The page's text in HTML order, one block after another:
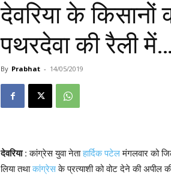
देवरिया के किसानों
पथरदेवा की रैली में…
By Prabhat - 14/05/2019
देवरिया: कांग्रेस युवा नेताहार्दिक पटेलमंगलवार को
लिया तथाकांग्रेसके प्रत्याशी को वोट देने की अपील